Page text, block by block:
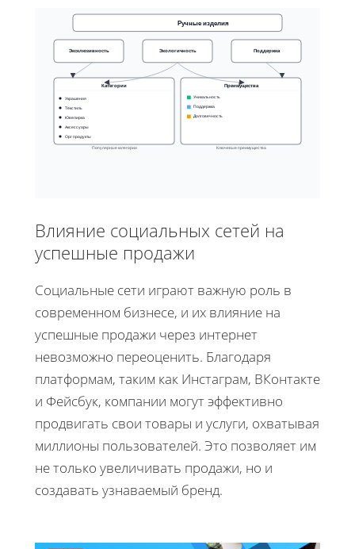
Ручные изделия
Эксклюзивность Экологичность Поддержка
Категории Преимущества
Украшения
Текстиль
Ювелирка
Аксессуары
Орг продукты
Уникальность
Поддержка
Долговечность
Популярные категории Ключевые преимущества
Влияние социальных сетей на
успешные продажи
Социальные сети играют важную роль в
современном бизнесе, и их влияние на
успешные продажи через интернет
невозможно переоценить. Благодаря
платформам, таким как Инстаграм, ВКонтакте
и Фейсбук, компании могут эффективно
продвигать свои товары и услуги, охватывая
миллионы пользователей. Это позволяет им
не только увеличивать продажи, но и
создавать узнаваемый бренд.